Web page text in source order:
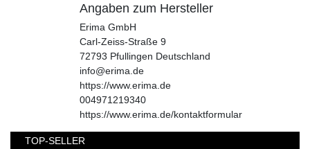
Angaben zum Hersteller
Erima GmbH
Carl-Zeiss-Straße 9
72793 Pfullingen Deutschland
info@erima.de
https://www.erima.de
004971219340
https://www.erima.de/kontaktformular
TOP-SELLER